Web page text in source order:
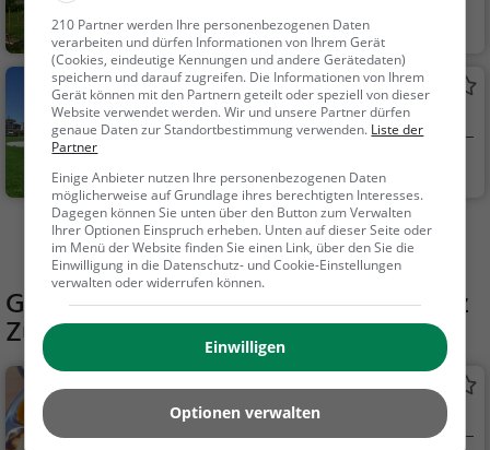
Zürich, Schweiz
Aussichtspunkt, F
amilie & Kinder, Natu
r
Wahlenpark
Park in Zürich (Oerlikon)
Zürich, Schweiz
Familie & Kinder,
Natur
Mehr Aktivitäten in Zürich finden
Gaststätten in der Nähe vonGrillplatz
Zürich
Namaste
Indisches Restaurant in Zürich
210 Partner werden Ihre personenbezogenen Daten
verarbeiten und dürfen Informationen von Ihrem Gerät
(Cookies, eindeutige Kennungen und andere Gerätedaten)
speichern und darauf zugreifen. Die Informationen von Ihrem
Gerät können mit den Partnern geteilt oder speziell von dieser
Website verwendet werden. Wir und unsere Partner dürfen
genaue Daten zur Standortbestimmung verwenden. Liste der
Partner
Einige Anbieter nutzen Ihre personenbezogenen Daten
möglicherweise auf Grundlage ihres berechtigten Interesses.
Dagegen können Sie unten über den Button zum Verwalten
Ihrer Optionen Einspruch erheben. Unten auf dieser Seite oder
im Menü der Website finden Sie einen Link, über den Sie die
Einwilligung in die Datenschutz- und Cookie-Einstellungen
verwalten oder widerrufen können.
Einwilligen
Optionen verwalten